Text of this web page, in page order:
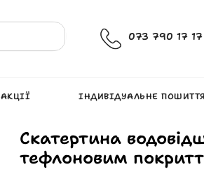
073 790 17 17
АКЦІЇ ІНДИВІДУАЛЬНЕ ПОШИТТЯ
Скатертина
тефлоновим